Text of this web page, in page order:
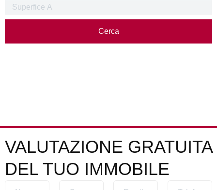
Cerca
VALUTAZIONE GRATUITA
DEL TUO IMMOBILE